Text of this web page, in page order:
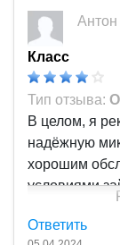
Антон
Класс
Тип отзыва:
В целом, я
надёжную
хорошим
условиями
Ответить